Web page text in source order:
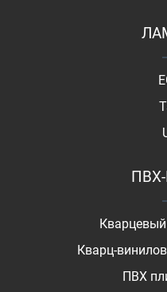
Кварц-
ПВХ